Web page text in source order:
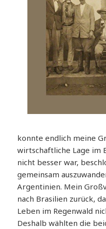
konnte endlich meine
wirtschaftliche Lage im
nicht besser war,
gemeinsam
Argentinien. Mein
nach Brasilien zurück,
Leben im Regenwald
Deshalb wählten die